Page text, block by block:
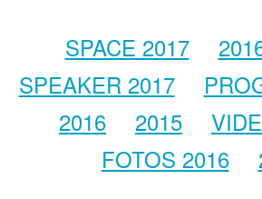
SPACE 2017
SPEAKER 2017
2016
2015
FOTOS 2016